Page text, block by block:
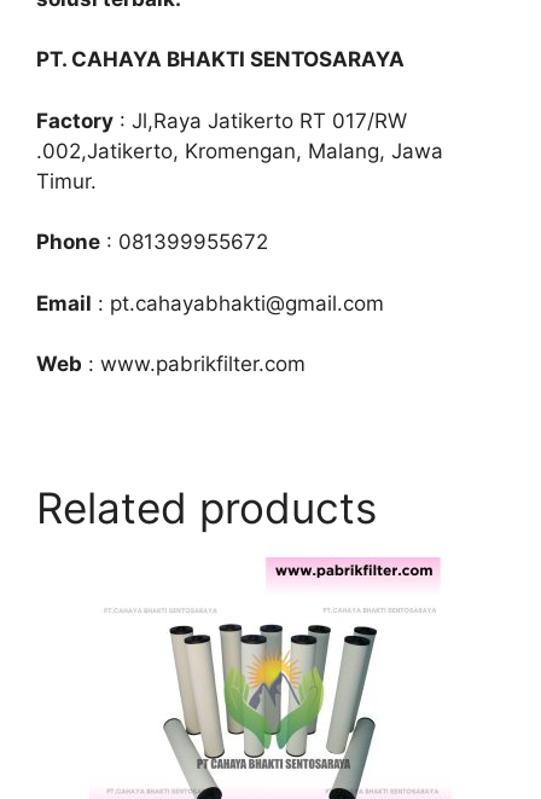
PT. CAHAYA BHAKTI SENTOSARAYA
Factory : Jl,Raya Jatikerto RT 017/RW
.002,Jatikerto, Kromengan, Malang, Jawa
Timur.
Phone : 081399955672
Email : pt.cahayabhakti@gmail.com
Web : www.pabrikfilter.com
Related products